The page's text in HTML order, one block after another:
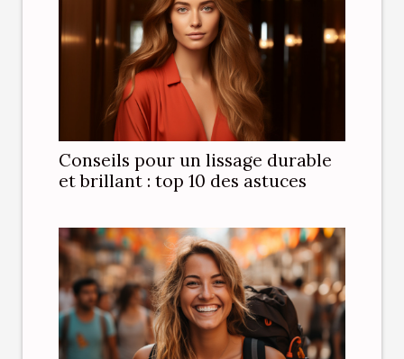
Conseils pour un lissage durable
et brillant : top 10 des astuces